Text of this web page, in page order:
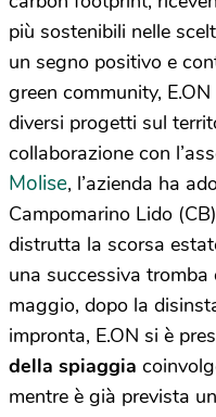
più sostenibili nelle
un segno positivo e
green community,
diversi progetti sul
collaborazione con
Molise, l’azienda ha
Campomarino Lido
distrutta la scorsa
una successiva tromba
maggio, dopo la
impronta, E.ON si è
della spiaggia
mentre è già prevista